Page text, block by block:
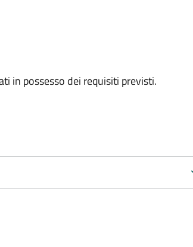
in possesso dei requisiti previsti.